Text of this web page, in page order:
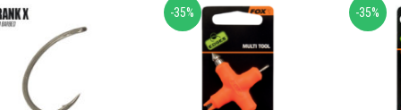
-35% -35%